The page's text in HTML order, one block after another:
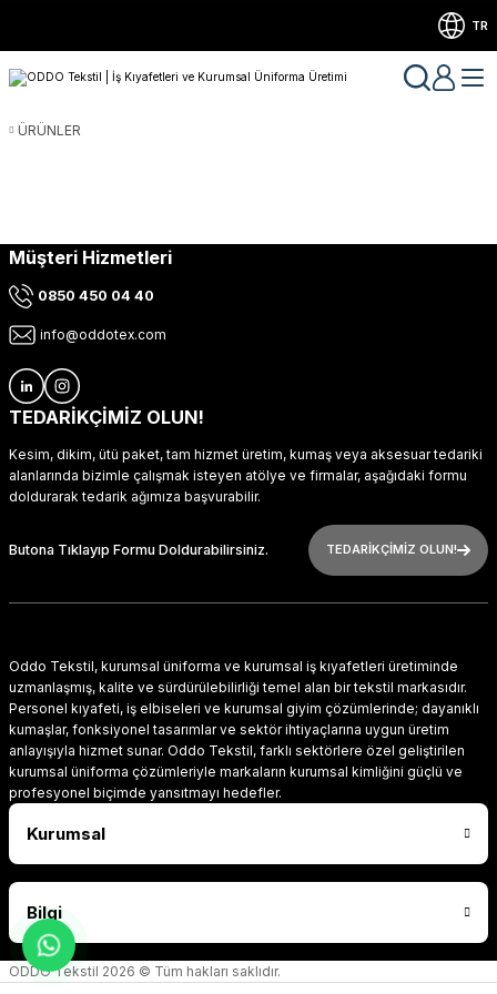
TR
ÜRÜNLER
Müşteri Hizmetleri
0850 450 04 40
info@oddotex.com
TEDARİKÇİMİZ OLUN!
Kesim, dikim, ütü paket, tam hizmet üretim, kumaş veya aksesuar tedariki
alanlarında bizimle çalışmak isteyen atölye ve firmalar, aşağıdaki formu
doldurarak tedarik ağımıza başvurabilir.
Butona Tıklayıp Formu Doldurabilirsiniz. TEDARİKÇİMİZ OLUN!
Oddo Tekstil, kurumsal üniforma ve kurumsal iş kıyafetleri üretiminde
uzmanlaşmış, kalite ve sürdürülebilirliği temel alan bir tekstil markasıdır.
Personel kıyafeti, iş elbiseleri ve kurumsal giyim çözümlerinde; dayanıklı
kumaşlar, fonksiyonel tasarımlar ve sektör ihtiyaçlarına uygun üretim
anlayışıyla hizmet sunar. Oddo Tekstil, farklı sektörlere özel geliştirilen
kurumsal üniforma çözümleriyle markaların kurumsal kimliğini güçlü ve
profesyonel biçimde yansıtmayı hedefler.
Kurumsal
Bilgi
ODDO Tekstil 2026 © Tüm hakları saklıdır.